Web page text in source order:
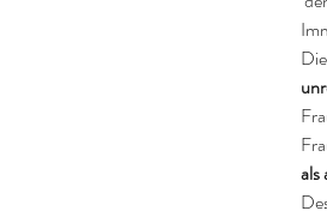
als